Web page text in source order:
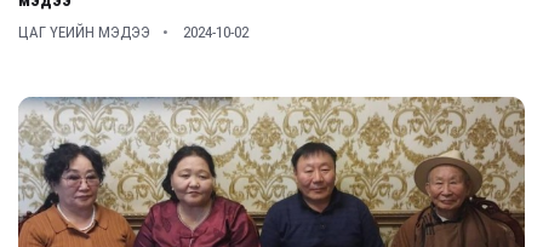
ЦАГ ҮЕИЙН МЭДЭЭ 2024-10-02